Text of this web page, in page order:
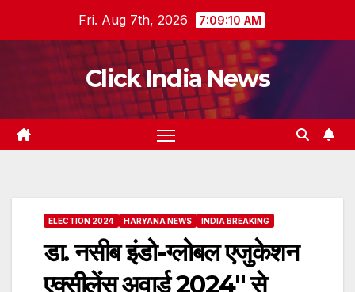
Fri. Aug 7th, 2026 7:09:11 AM
Click India News
ELECTION 2024 HARYANA NEWS INDIA BREAKING
डा. नसीब इंडो-ग्लोबल एजुकेशन
एक्सीलेंस अवार्ड 2024″ से